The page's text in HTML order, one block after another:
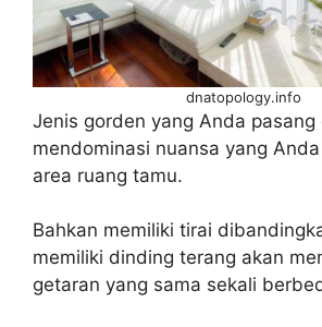
dnatopology.info
Jenis gorden yang Anda
mendominasi nuansa yang
area ruang tamu.
Bahkan memiliki tirai
memiliki dinding terang akan
getaran yang sama sekali